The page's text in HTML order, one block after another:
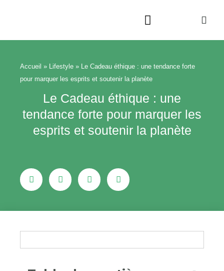
Accueil » Lifestyle » Le Cadeau éthique : une tendance forte
pour marquer les esprits et soutenir la planète
Le Cadeau éthique : une
tendance forte pour marquer les
esprits et soutenir la planète